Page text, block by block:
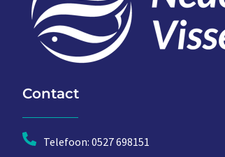
Contact
Telefoon: 0527 698151